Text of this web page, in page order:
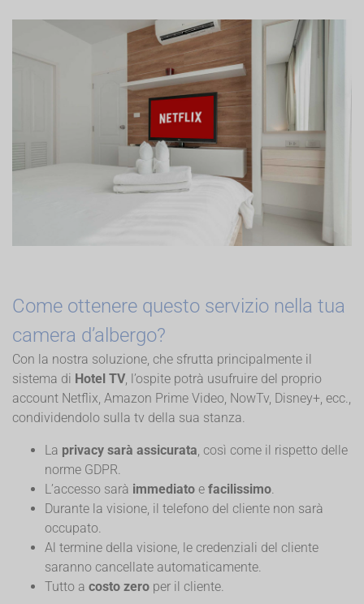
Come ottenere questo servizio nella tua
camera d’albergo?
Con la nostra soluzione, che sfrutta principalmente il
sistema di Hotel TV, l’ospite potrà usufruire del proprio
account Netflix, Amazon Prime Video, NowTv, Disney+, ecc.,
condividendolo sulla tv della sua stanza.
La privacy sarà assicurata , così come il rispetto delle
norme GDPR.
L’accesso sarà immediato e facilissimo
Durante la visione, il telefono del cliente non sarà
occupato.
Al termine della visione, le credenziali del cliente
saranno cancellate automaticamente.
Tutto a costo zero per il cliente.